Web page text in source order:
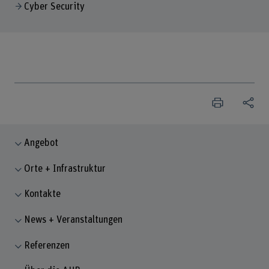
Cyber Security
Angebot
Orte + Infrastruktur
Kontakte
News + Veranstaltungen
Referenzen